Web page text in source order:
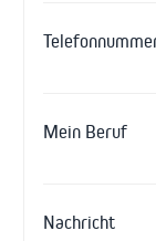
Mein Beruf
Nachricht